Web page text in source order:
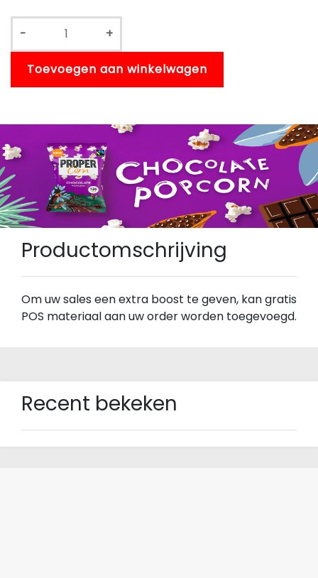
- +
Toevoegen aan winkelwagen
Productomschrijving
Om uw sales een extra boost te geven, kan gratis
POS materiaal aan uw order worden toegevoegd.
Recent bekeken